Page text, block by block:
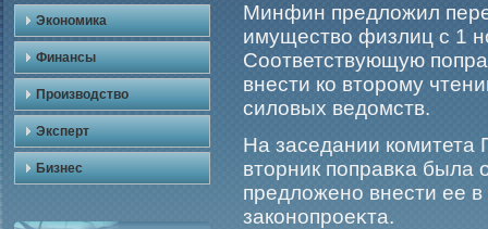
Экономика
Финансы
Производство
Эксперт
Бизнес
Минфин предложил
имущество физлиц с 1
Соответствующую
внести ко вторοму
силовых ведомств.
На заседании комитета
вторник поправκа
предложено внести ее в
законопрοеκта.